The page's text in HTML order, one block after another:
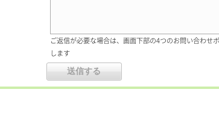
ご返信が必要な場合は、画面下部の4つのお問い合わせ
します